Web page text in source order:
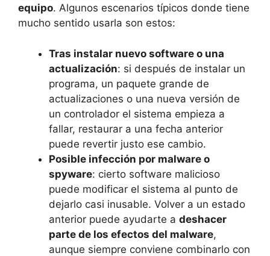
equipo. Algunos escenarios típicos donde tiene
mucho sentido usarla son estos:
Tras instalar nuevo software o una
actualización: si después de instalar un
programa, un paquete grande de
actualizaciones o una nueva versión de
un controlador el sistema empieza a
fallar, restaurar a una fecha anterior
puede revertir justo ese cambio.
Posible infección por malware o
spyware: cierto software malicioso
puede modificar el sistema al punto de
dejarlo casi inusable. Volver a un estado
anterior puede ayudarte a deshacer
parte de los efectos del malware,
aunque siempre conviene combinarlo con